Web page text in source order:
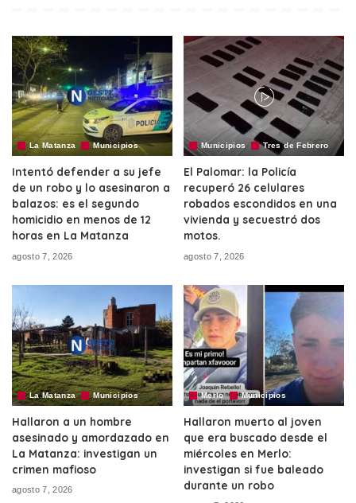
La Matanza Municipios
Intentó defender a su jefe
de un robo y lo asesinaron a
balazos: es el segundo
homicidio en menos de 12
horas en La Matanza
agosto 7, 2026
Municipios Tres de Febrero
El Palomar: la Policía
recuperó 26 celulares
robados escondidos en una
vivienda y secuestró dos
motos.
agosto 7, 2026
La Matanza Municipios
Hallaron a un hombre
asesinado y amordazado en
La Matanza: investigan un
crimen mafioso
agosto 7, 2026
Merlo Municipios
Hallaron muerto al joven
que era buscado desde el
miércoles en Merlo:
investigan si fue baleado
durante un robo